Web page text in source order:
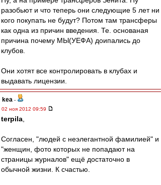
разобьют и что теперь они следующие 5 лет ни
кого покупать не будут? Потом там трансферы
как одна из причин введения. Те. основаная
причина почему МЫ(УЕФА) доипались до
клубов.
Они хотят все контролировать в клубах и
выдавать лицензии.
kea -
02 ноя 2012 09:59
terpila
Согласен, "людей с неэлегантной фамилией" и
"женщин, фото которых не попадают на
страницы журналов" ещё достаточно в
обычной жизни. К счастью.